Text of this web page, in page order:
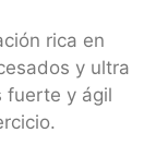
rica en
y ultra
fuerte y ágil